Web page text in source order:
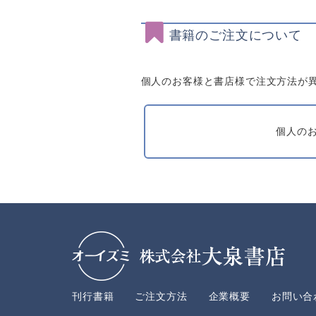
書籍のご注文について
個人のお客様と書店様で注文方法が
個人の
刊行書籍 ご注文方法 企業概要 お問い合